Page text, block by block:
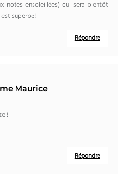
notes ensoleillées) qui sera bientôt
superbe!
Répondre
Maurice
!
Répondre